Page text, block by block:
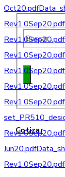
Cotizar
Oct20.pdf
Rev1.0Sep20.pdf
Rev1.0Sep20.pdf
Rev1.0Sep20.pdf
Rev1.0Sep20.pdf
Rev1.0Sep20.pdf
Rev1.0Sep20.pdf
Rev1.0Sep20.pdf
Jun20.pdf
Rev1.0Sep20.pdf